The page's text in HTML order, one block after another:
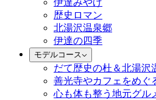
伊達みやげ
歴史ロマン
北湯沢温泉郷
伊達の四季
モデルコース
だて歴史の杜＆北湯沢
善光寺やカフェをめぐ
心も体も整う地元グル